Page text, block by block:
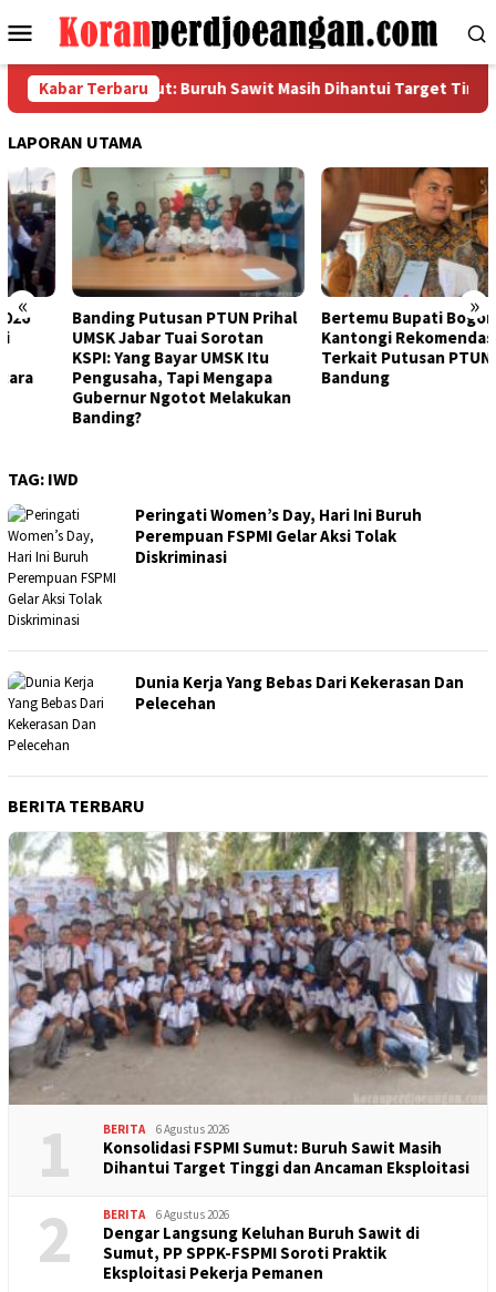
ke
Menu
Mobile
Kabar Terbaru
FSPMI Sumut: Buruh Sawit Masih Dihantui Target Tinggi
LAPORAN UTAMA
« »
Banding Putusan PTUN Prihal
UMSK Jabar Tuai Sorotan
KSPI: Yang Bayar UMSK Itu
Pengusaha, Tapi Mengapa
Gubernur Ngotot Melakukan
Banding?
Bertemu Bupati Bogor, FSPMI
Kantongi Rekomendasi Ini
Terkait Putusan PTUN
Bandung
TAG: IWD
Peringati Women’s Day, Hari Ini Buruh
Perempuan FSPMI Gelar Aksi Tolak
Diskriminasi
Dunia Kerja Yang Bebas Dari Kekerasan Dan
Pelecehan
BERITA TERBARU
1 BERITA 6 Agustus 2026
Konsolidasi FSPMI Sumut: Buruh Sawit Masih
Dihantui Target Tinggi dan Ancaman Eksploitasi
2 BERITA 6 Agustus 2026
Dengar Langsung Keluhan Buruh Sawit di
Sumut, PP SPPK-FSPMI Soroti Praktik
Eksploitasi Pekerja Pemanen